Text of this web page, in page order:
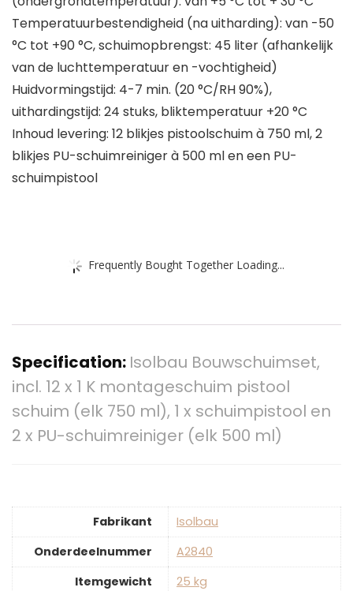
Temperatuurbestendigheid (na uitharding): van -50
°C tot +90 °C, schuimopbrengst: 45 liter (afhankelijk
van de luchttemperatuur en -vochtigheid)
Huidvormingstijd: 4-7 min. (20 °C/RH 90%),
uithardingstijd: 24 stuks, bliktemperatuur +20 °C
Inhoud levering: 12 blikjes pistoolschuim à 750 ml, 2
blikjes PU-schuimreiniger à 500 ml en een PU-
schuimpistool
Frequently Bought Together Loading...
Specification: Isolbau Bouwschuimset,
incl. 12 x 1 K montageschuim pistool
schuim (elk 750 ml), 1 x schuimpistool en
2 x PU-schuimreiniger (elk 500 ml)
Fabrikant
‎Isolbau
Onderdeelnummer
‎A2840
Itemgewicht
‎25 kg